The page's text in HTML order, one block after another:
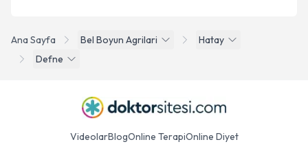
Ana Sayfa Bel Boyun Agrilari
Hatay
Defne
VideolarBlogOnline TerapiOnline Diyet